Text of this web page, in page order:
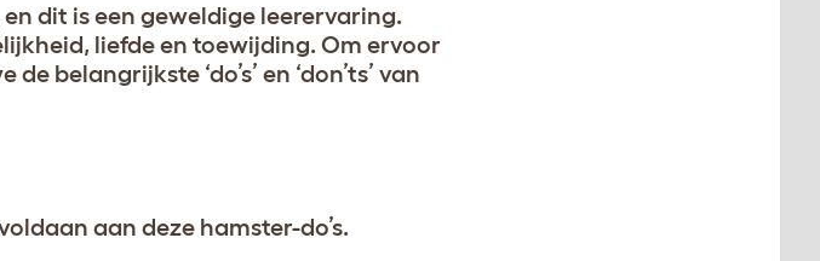
dit is een geweldige leerervaring.
liefde en toewijding. Om ervoor
belangrijkste ‘do’s’ en ‘don’ts’ van
aan deze hamster-do’s.